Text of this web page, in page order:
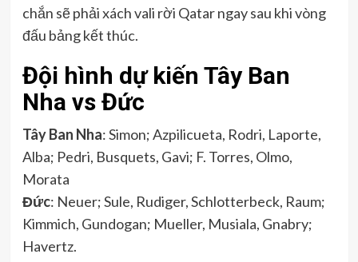
chắn sẽ phải xách vali rời Qatar ngay sau khi vòng
đấu bảng kết thúc.
Đội hình dự kiến Tây Ban
Nha vs Đức
Tây Ban Nha: Simon; Azpilicueta, Rodri, Laporte,
Alba; Pedri, Busquets, Gavi; F. Torres, Olmo,
Morata
Đức: Neuer; Sule, Rudiger, Schlotterbeck, Raum;
Kimmich, Gundogan; Mueller, Musiala, Gnabry;
Havertz.